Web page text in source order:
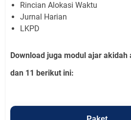
Rincian Alokasi Waktu
Jurnal Harian
LKPD
Download juga modul ajar akidah
dan 11 berikut ini: